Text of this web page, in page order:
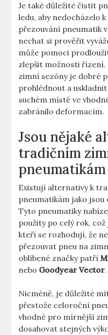
Je také důležité čistit
ledu, aby nedocházelo
přezouvání pneumatik
nechat si prověřit
může pomoci
zlepšit možnosti řízení.
zimní sezóny je dobré
prohlédnout a
suchém místě ve
zabránilo deformacím.
Jsou nějaké
tradičním
Existují alternativy k
pneumatikám jako jsou
Tyto pneumatiky
použity po celý rok,
kteří se rozhodují, že
přezouvat pneu na
oblíbené značky patří
nebo Goodyear Vector.
Nicméně, je důležité
přestože celoroční
vhodné pro mírnější
dosahovat stejných